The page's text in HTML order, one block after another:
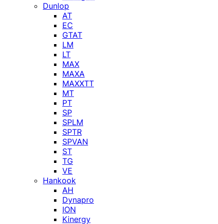
Dunlop
AT
EC
GTAT
LM
LT
MAX
MAXA
MAXXTT
MT
PT
SP
SPLM
SPTR
SPVAN
ST
TG
VE
Hankook
AH
Dynapro
ION
Kinergy